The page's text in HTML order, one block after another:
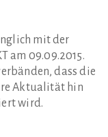
mit der
am 09.09.2015.
dass die
Aktualität hin
wird.